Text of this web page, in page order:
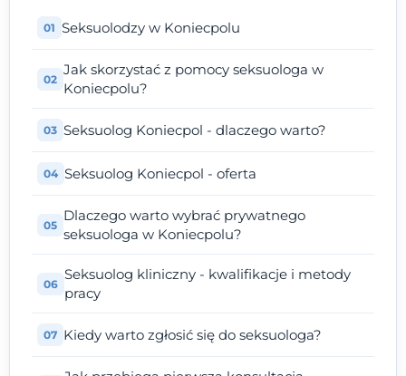
Seksuolodzy w Koniecpolu
Jak skorzystać z pomocy seksuologa w
Koniecpolu?
Seksuolog Koniecpol - dlaczego warto?
Seksuolog Koniecpol - oferta
Dlaczego warto wybrać prywatnego
seksuologa w Koniecpolu?
Seksuolog kliniczny - kwalifikacje i metody
pracy
Kiedy warto zgłosić się do seksuologa?